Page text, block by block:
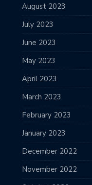
August 2023
July 2023
June 2023
May 2023
April 2023
March 2023
February 2023
January 2023
December 2022
November 2022